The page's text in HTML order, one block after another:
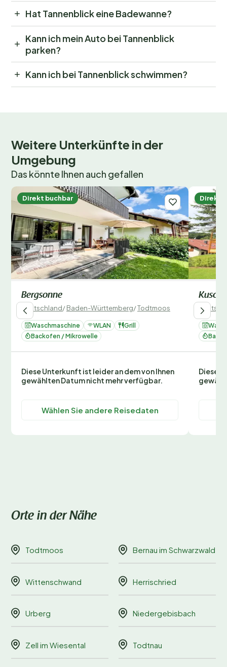
Hat Tannenblick eine Badewanne?
Kann ich mein Auto bei Tannenblick
parken?
Kann ich bei Tannenblick schwimmen?
Weitere Unterkünfte in der
Umgebung
Das könnte Ihnen auch gefallen
Direkt buchbar
Bergsonne
Deutschland/Baden-Württemberg/Todtmoos
Waschmaschine WLAN
Grill
Backofen / Mikrowelle
Diese Unterkunft ist leider an dem von Ihnen
gewählten Datum nicht mehr verfügbar.
Wählen Sie andere Reisedaten
Direkt
Diese
Orte in der Nähe
Todtmoos Bernau im Schwarzwald
Wittenschwand Herrischried
Urberg Niedergebisbach
Zell im Wiesental Todtnau